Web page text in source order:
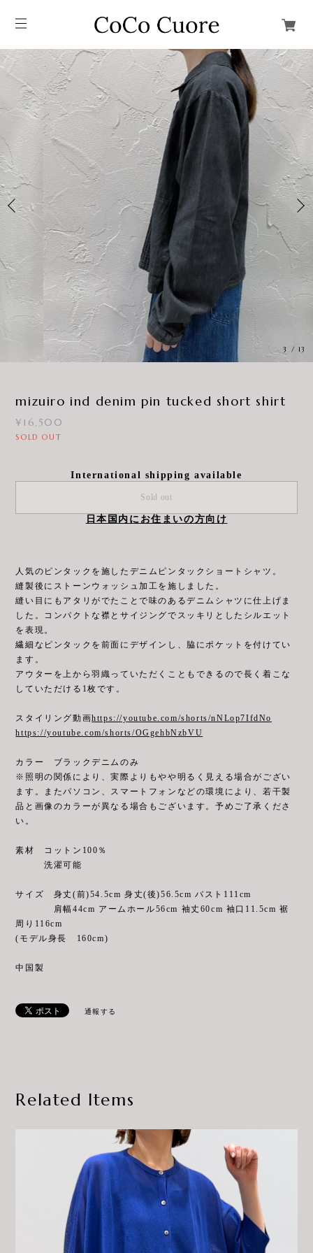
3 / 13
mizuiro ind denim pin tucked short shirt
¥16,500
SOLD OUT
International shipping available
Sold out
日本国内にお住まいの方向け
人気のピンタックを施したデニムピンタックショートシャツ。
縫製後にストーンウォッシュ加工を施しました。
縫い目にもアタリがでたことで味のあるデニムシャツに仕上げま
した。コンパクトな襟とサイジングでスッキリとしたシルエット
を表現。
繊細なピンタックを前面にデザインし、脇にポケットを付けてい
ます。
アウターを上から羽織っていただくこともできるので長く着こな
していただける1枚です。
スタイリング動画https://youtube.com/shorts/nNLop7IfdNo
https://youtube.com/shorts/OGgehbNzbVU
カラー ブラックデニムのみ
※照明の関係により、実際よりもやや明るく見える場合がござい
ます。またパソコン、スマートフォンなどの環境により、若干製
品と画像のカラーが異なる場合もございます。予めご了承くださ
い。
素材 コットン100％
洗濯可能
サイズ 身丈(前)54.5cm 身丈(後)56.5cm バスト111cm
肩幅44cm アームホール56cm 袖丈60cm 袖口11.5cm 裾
周り116cm
(モデル身長 160cm)
中国製
通報する
Related Items